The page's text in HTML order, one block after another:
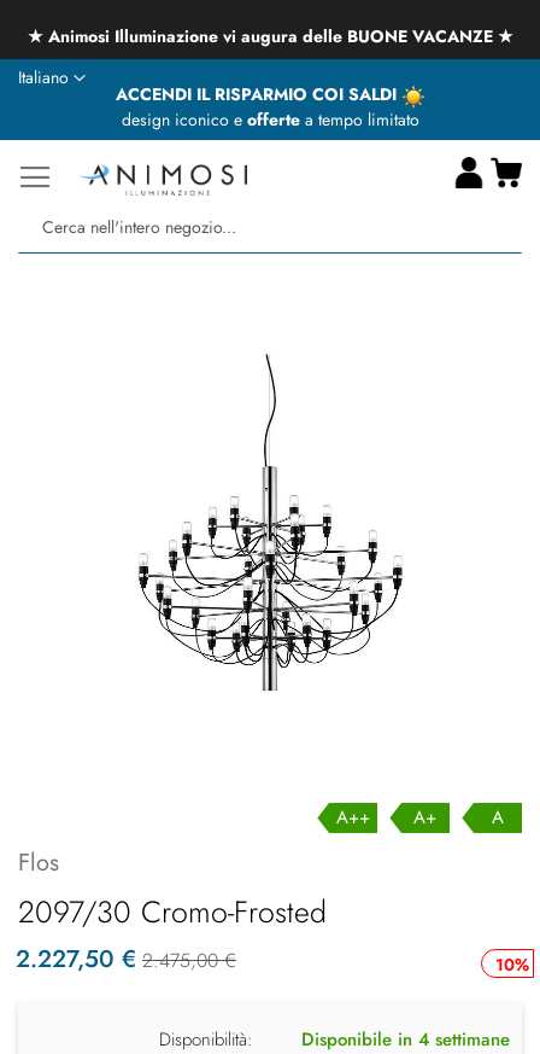
★ Animosi Illuminazione vi augura delle BUONE VACANZE ★
ACCENDI IL RISPARMIO COI SALDI
design iconico e offertea tempo limitato
Lingua
Italiano
A++ A+ A
Flos
2097/30 Cromo-Frosted
10%
2.227,50 € 2.475,00 €
Disponibilità: Disponibile in 4 settimane